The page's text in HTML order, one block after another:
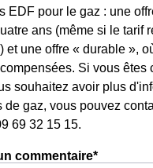
EDF pour le gaz : une
ans (même si le tarif
et une offre « durable »,
Si vous êtes
souhaitez avoir plus
de gaz, vous pouvez
69 32 15 15.
commentaire*